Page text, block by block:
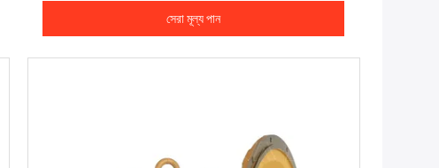
সেরা মূল্য পান